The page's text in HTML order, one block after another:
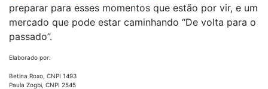
preparar para esses momentos que estão por vir, e um
mercado que pode estar caminhando “De volta para o
passado”.
Elaborado por:
Betina Roxo, CNPI 1493
Paula Zogbi, CNPI 2545